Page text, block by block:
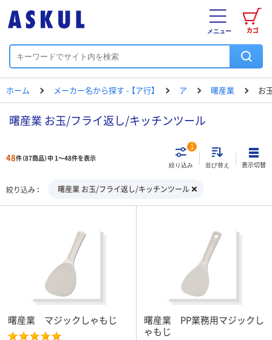
カゴ
メニュー
ホーム メーカー名から探す - 【ア行】 ア 曙産業 お
曙産業 お玉/フライ返し/キッチンツール
48件（87商品）中 1～48件を表示
絞り込み
1
並び替え 表示切替
絞り込み 曙産業 お玉/フライ返し/キッチンツール
曙産業 マジックしゃもじ
曙産業 PP業務用マジックし
ゃもじ